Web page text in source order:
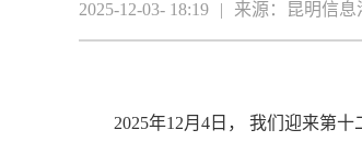
2025-12-03- 18:19 | 来源：昆明信息
2025年12月4日， 我们迎来第